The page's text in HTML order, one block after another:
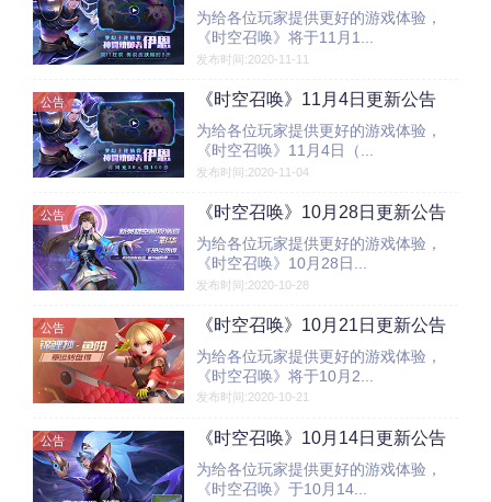
为给各位玩家提供更好的游戏体验，
《时空召唤》将于11月1...
发布时间:2020-11-11
公告 《时空召唤》11月4日更新公告
为给各位玩家提供更好的游戏体验，
《时空召唤》11月4日（...
发布时间:2020-11-04
公告 《时空召唤》10月28日更新公告
为给各位玩家提供更好的游戏体验，
《时空召唤》10月28日...
发布时间:2020-10-28
公告 《时空召唤》10月21日更新公告
为给各位玩家提供更好的游戏体验，
《时空召唤》将于10月2...
发布时间:2020-10-21
公告 《时空召唤》10月14日更新公告
为给各位玩家提供更好的游戏体验，
《时空召唤》于10月14...